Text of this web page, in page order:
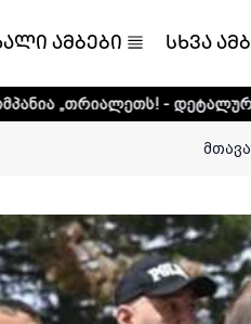
ამბები სხვა
- დეტალური